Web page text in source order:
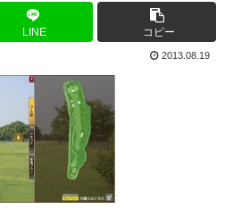
LINE コピー
2013.08.19